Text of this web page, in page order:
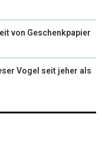
von Geschenkpapier
Vogel seit jeher als